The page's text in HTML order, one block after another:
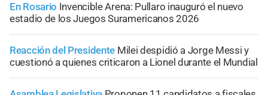
En Rosario Invencible Arena: Pullaro inauguró el nuevo
estadio de los Juegos Suramericanos 2026
Reacción del Presidente Milei despidió a Jorge Messi y
cuestionó a quienes criticaron a Lionel durante el Mundial